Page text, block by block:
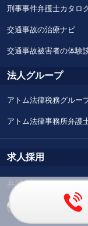
刑事事件弁護士カタロ
交通事故の治療ナビ
交通事故被害者の体験
法人グループ
アトム法律税務グルー
アトム法律事務所弁護
求人採用
弁護士
弁護士の求人採用